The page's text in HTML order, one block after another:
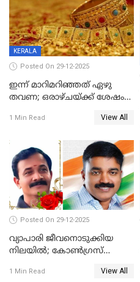
KERALA
Posted On 29-12-2025
ഇന്ന് മാറിമറിഞ്ഞത് ഏഴു
തവണ; ഒരാഴ്ചയ്ക്ക് ശേഷം
1 Min Read View All
Posted On 29-12-2025
വ്യാപാരി ജീവനൊടുക്കിയ
നിലയില്‍; കോണ്‍ഗ്രസ്
മാനസികപീഡനമെന്ന് കുറിപ്പ്
1 Min Read View All